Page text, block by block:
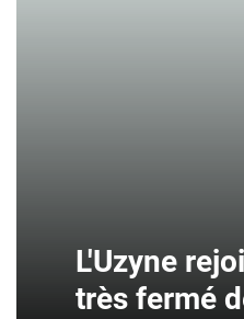
L'Uzyne
très fermé